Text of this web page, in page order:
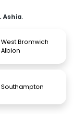
Ashia.
West Bromwich
Albion
Southampton